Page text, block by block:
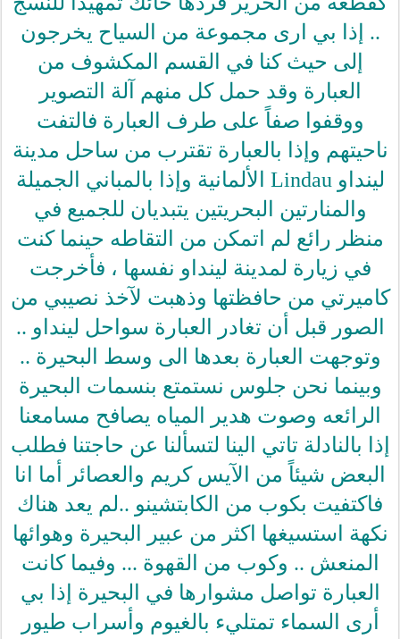
.. إذا بي ارى مجموعة من السياح يخرجون
إلى حيث كنا في القسم المكشوف من
العبارة وقد حمل كل منهم آلة التصوير
ووقفوا صفاً على طرف العبارة فالتفت
ناحيتهم وإذا بالعبارة تقترب من ساحل مدينة
لينداو Lindau الألمانية وإذا بالمباني الجميلة
والمنارتين البحريتين يتبديان للجميع في
منظر رائع لم اتمكن من التقاطه حينما كنت
في زيارة لمدينة لينداو نفسها ، فأخرجت
كاميرتي من حافظتها وذهبت لآخذ نصيبي من
الصور قبل أن تغادر العبارة سواحل لينداو ..
وتوجهت العبارة بعدها الى وسط البحيرة ..
وبينما نحن جلوس نستمتع بنسمات البحيرة
الرائعه وصوت هدير المياه يصافح مسامعنا
إذا بالنادلة تاتي الينا لتسألنا عن حاجتنا فطلب
البعض شيئاً من الآيس كريم والعصائر أما انا
فاكتفيت بكوب من الكابتشينو ..لم يعد هناك
نكهة استسيغها اكثر من عبير البحيرة وهوائها
المنعش .. وكوب من القهوة ... وفيما كانت
العبارة تواصل مشوارها في البحيرة إذا بي
أرى السماء تمتليء بالغيوم وأسراب طيور